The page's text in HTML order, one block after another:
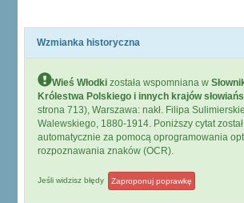
Wzmianka historyczna
Wieś Włodki została wspomniana w
Królestwa Polskiego i innych krajów
strona 713), Warszawa: nakł. Filipa
Walewskiego, 1880-1914. Poniższy cytat
automatycznie za pomocą oprogramowania
rozpoznawania znaków (OCR).
Jeśli widzisz błędy Zaproponuj poprawkę